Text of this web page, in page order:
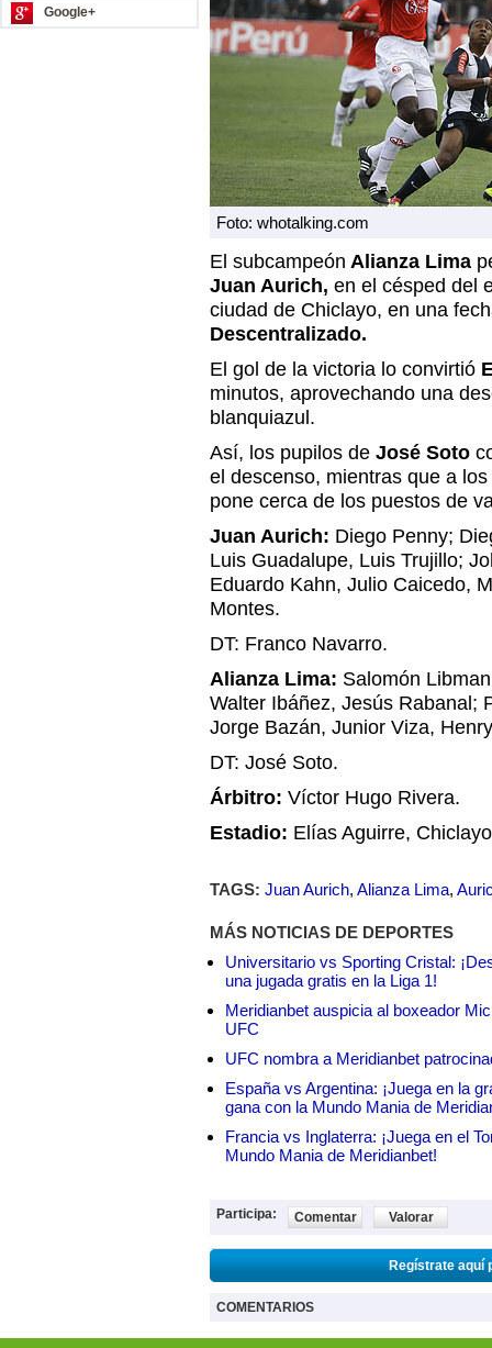
Google+
Foto: whotalking.com
El subcampeón Alianza Lima
Juan Aurich, en el césped del
ciudad de Chiclayo, en una
Descentralizado.
El gol de la victoria lo convirtió
minutos, aprovechando una
blanquiazul.
Así, los pupilos de José Soto
el descenso, mientras que a los
pone cerca de los puestos de
Juan Aurich: Diego Penny;
Luis Guadalupe, Luis Trujillo;
Eduardo Kahn, Julio Caicedo,
Montes.
DT: Franco Navarro.
Alianza Lima: Salomón
Walter Ibáñez, Jesús Rabanal;
Jorge Bazán, Junior Viza,
DT: José Soto.
Árbitro: Víctor Hugo Rivera.
Estadio: Elías Aguirre,
TAGS: Juan Aurich, Alianza Lima,
MÁS NOTICIAS DE DEPORTES
Universitario vs Sporting Cristal:
una jugada gratis en la Liga 1!
Meridianbet auspicia al boxeador
UFC
UFC nombra a Meridianbet
España vs Argentina: ¡Juega en la
gana con la Mundo Mania de
Francia vs Inglaterra: ¡Juega en el
Mundo Mania de Meridianbet!
Participa: Comentar Valorar
Regístrate aquí
COMENTARIOS